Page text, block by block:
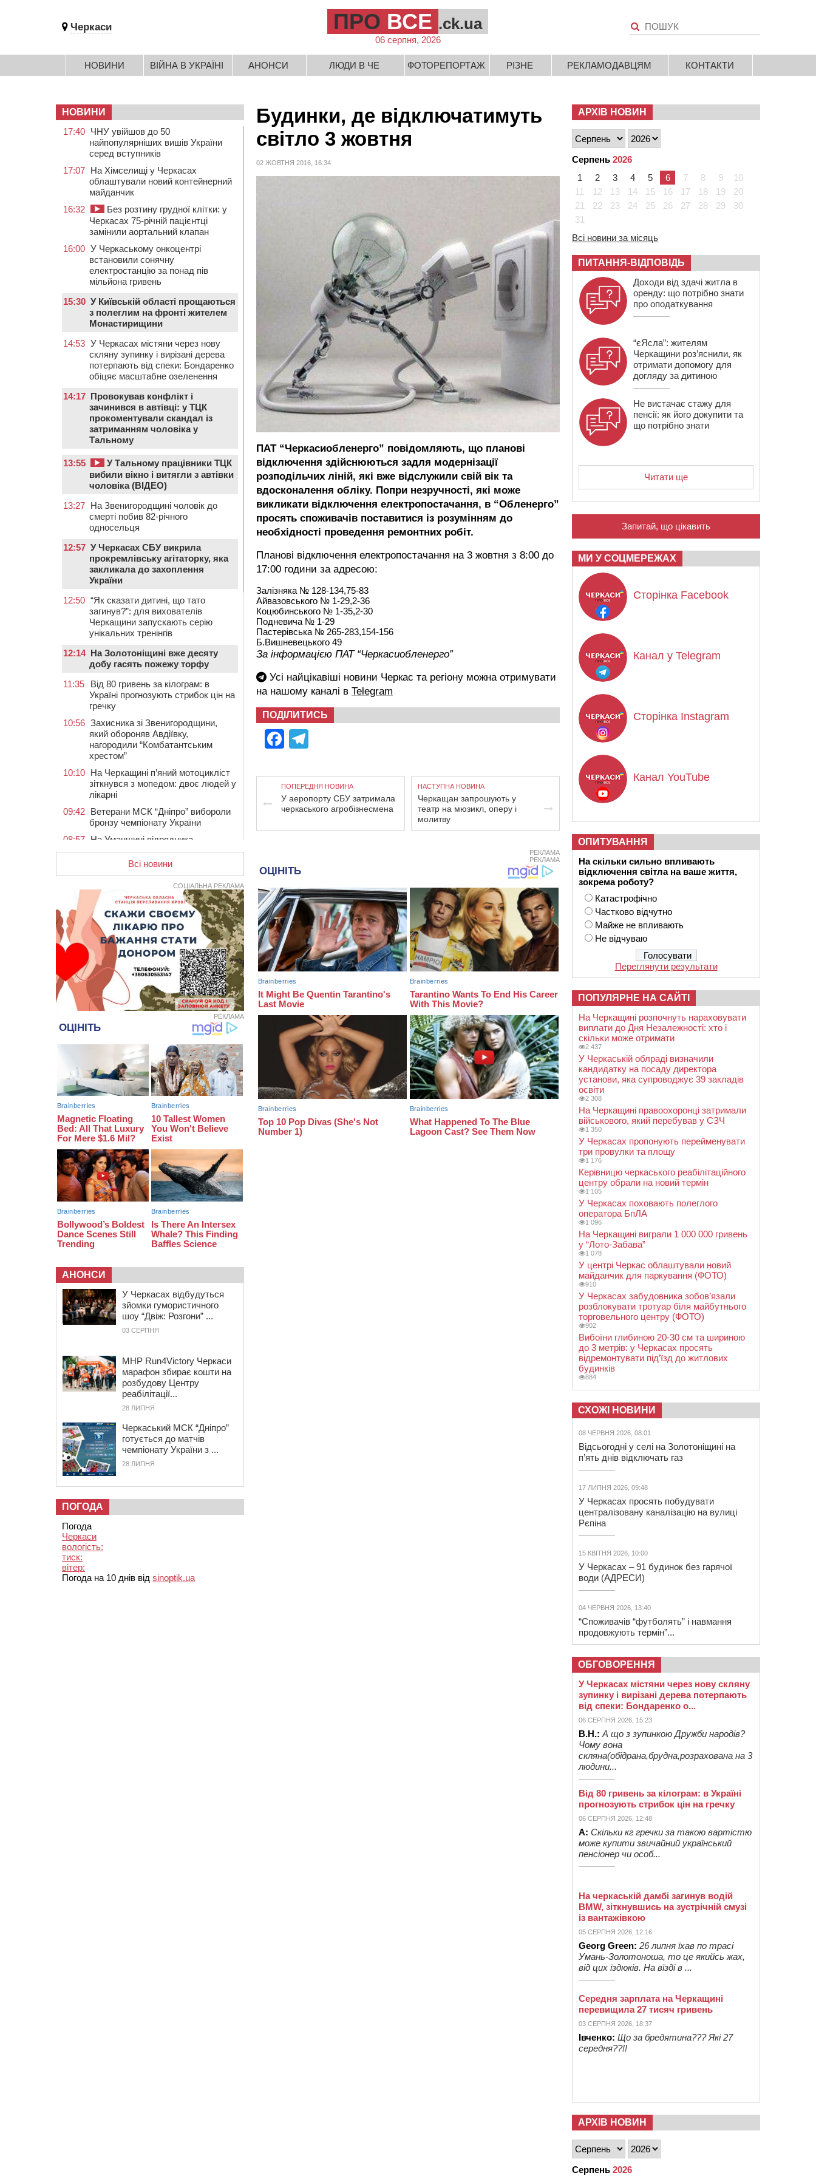
Черкаси ПРО ВСЕ .ck.ua
06 серпня, 2026
НОВИНИ ВІЙНА В УКРАЇНІ АНОНСИ ЛЮДИ В ЧЕ ФОТОРЕПОРТАЖ РІЗНЕ РЕКЛАМОДАВЦЯМ КОНТАКТИ
Будинки, де відключатимуть
світло 3 жовтня
02 ЖОВТНЯ 2016, 16:34
ПАТ “Черкасиобленерго” повідомляють, що планові
відключення здійснюються задля модернізації
розподільчих ліній, які вже відслужили свій вік та
вдосконалення обліку. Попри незручності, які може
викликати відключення електропостачання, в “Обленерго”
просять споживачів поставитися із розумінням до
необхідності проведення ремонтних робіт.
Планові відключення електропостачання на 3 жовтня з 8:00 до
17:00 години за адресою:
Залізняка № 128-134,75-83
Айвазовського № 1-29,2-36
Коцюбинського № 1-35,2-30
Подневича № 1-29
Пастерівська № 265-283,154-156
Б.Вишневецького 49
За інформацією ПАТ “Черкасиобленерго”
Усі найцікавіші новини Черкас та регіону можна отримувати
на нашому каналі в Telegram
ПОДІЛИТИСЬ
Facebook
ПОПЕРЕДНЯ НОВИНА
У аеропорту СБУ затримала
черкаського агробізнесмена
НАСТУПНА НОВИНА
Черкащан запрошують у
театр на мюзикл, оперу і
молитву
РЕКЛАМА
РЕКЛАМА
НОВИНИ
17:40 ЧНУ увійшов до 50
найпопулярніших вишів України
серед вступників
17:07 На Хімселищі у Черкасах
облаштували новий контейнерний
майданчик
16:32
Без розтину грудної клітки: у
Черкасах 75-річній пацієнтці
замінили аортальний клапан
16:00 У Черкаському онкоцентрі
встановили сонячну
електростанцію за понад пів
мільйона гривень
15:30 У Київській області прощаються
з полеглим на фронті жителем
Монастирищини
14:53 У Черкасах містяни через нову
скляну зупинку і вирізані дерева
потерпають від спеки: Бондаренко
обіцяє масштабне озеленення
14:17 Провокував конфлікт і
зачинився в автівці: у ТЦК
прокоментували скандал із
затриманням чоловіка у
Тальному
13:55
У Тальному працівники ТЦК
вибили вікно і витягли з автівки
чоловіка (ВІДЕО)
13:27 На Звенигородщині чоловік до
смерті побив 82-річного
односельця
12:57 У Черкасах СБУ викрила
прокремлівську агітаторку, яка
закликала до захоплення
України
12:50 “Як сказати дитині, що тато
загинув?”: для вихователів
Черкащини запускають серію
унікальних тренінгів
12:14 На Золотоніщині вже десяту
добу гасять пожежу торфу
11:35
Від 80 гривень за кілограм: в
Україні прогнозують стрибок цін на
гречку
10:56 Захисника зі Звенигородщини,
який обороняв Авдіївку,
нагородили “Комбатантським
хрестом”
10:10 На Черкащині п’яний мотоцикліст
зіткнувся з мопедом: двоє людей у
лікарні
09:42 Ветерани МСК “Дніпро” вибороли
бронзу чемпіонату України
08:57 На Уманщині підрядника
зобов’язали сплатити понад 670
тис грн штрафу за незаконні зміни
08:20 Обрано претендента на посаду
директора Мокрокалигірського
психоневрологічного інтернату
07:23
Уманські міграційники видворили з
країни грузина, який відсидів
термін у колонії
05 СЕРПНЯ 2026, СЕРЕДА
20:28
Наступні два дні на Черкащині
прогнозують пік африканського
“пекла”
19:30 Проєкт просторового розвитку
Корсунь-Шевченківської громади
рекомендували до погодження
У Звенигородці влада заборонила
проводити масові заходи
18:07 Боксерка з Черкащини готується
молоді
17:30
На Черкащині державі повернуть
понад 2,6 га земель природно-
заповідного фонду
16:55
На Лисянщині проведуть в
останню путь полеглого
внаслідок атаки FPV-дрона
воїна
Всі новини
СОЦІАЛЬНА РЕКЛАМА
РЕКЛАМА
АНОНСИ
У Черкасах відбудуться
зйомки гумористичного
шоу “Двіж: Розгони” ...
03 СЕРПНЯ
MHP Run4Victory Черкаси
марафон збирає кошти на
розбудову Центру
реабілітації...
28 ЛИПНЯ
Черкаський МСК “Дніпро”
готується до матчів
чемпіонату України з ...
28 ЛИПНЯ
ПОГОДА
Погода
Черкаси
вологість:
тиск:
вітер:
Погода на 10 днів від sinoptik.ua
АРХІВ НОВИН
Серпень 2026
1
2 3 4 5 6 7 8 9
10
11
12 13 14 15 16 17 18 19
20
21
22 23 24 25 26 27 28 29
30
31
Всі новини за місяць
ПИТАННЯ-ВІДПОВІДЬ
Доходи від здачі житла в
оренду: що потрібно знати
про оподаткування
“єЯсла”: жителям
Черкащини роз’яснили, як
отримати допомогу для
догляду за дитиною
Не вистачає стажу для
пенсії: як його докупити та
що потрібно знати
Читати ще
Запитай, що цікавить
МИ У СОЦМЕРЕЖАХ
Сторінка Facebook
Канал у Telegram
Сторінка Instagram
Канал YouTube
ОПИТУВАННЯ
На скільки сильно впливають
відключення світла на ваше життя,
зокрема роботу?
Катастрофічно
Частково відчутно
Майже не впливають
Не відчуваю
Переглянути результати
ПОПУЛЯРНЕ НА САЙТІ
На Черкащині розпочнуть нараховувати
виплати до Дня Незалежності: хто і
скільки може отримати
2 437
У Черкаській облраді визначили
кандидатку на посаду директора
установи, яка супроводжує 39 закладів
освіти
2 308
На Черкащині правоохоронці затримали
військового, який перебував у СЗЧ
1 350
У Черкасах пропонують перейменувати
три провулки та площу
1 176
Керівницю черкаського реабілітаційного
центру обрали на новий термін
1 105
У Черкасах поховають полеглого
оператора БпЛА
1 096
На Черкащині виграли 1 000 000 гривень
у “Лото-Забава”
1 078
У центрі Черкас облаштували новий
майданчик для паркування (ФОТО)
910
У Черкасах забудовника зобов’язали
розблокувати тротуар біля майбутнього
торговельного центру (ФОТО)
902
Вибоїни глибиною 20-30 см та шириною
до 3 метрів: у Черкасах просять
відремонтувати під’їзд до житлових
будинків
884
СХОЖІ НОВИНИ
08 ЧЕРВНЯ 2026, 08:01
Відсьогодні у селі на Золотоніщині на
п’ять днів відключать газ
17 ЛИПНЯ 2026, 09:48
У Черкасах просять побудувати
централізовану каналізацію на вулиці
Рєпіна
15 КВІТНЯ 2026, 10:00
У Черкасах – 91 будинок без гарячої
води (АДРЕСИ)
04 ЧЕРВНЯ 2026, 13:40
“Споживачів “футболять” і навмання
продовжують термін”...
ОБГОВОРЕННЯ
У Черкасах містяни через нову скляну
зупинку і вирізані дерева потерпають
від спеки: Бондаренко о...
06 СЕРПНЯ 2026, 15:23
В.Н.: А що з зупинкою Дружби народів?
Чому вона
скляна(обідрана,брудна,розрахована на 3
людини...
Від 80 гривень за кілограм: в Україні
прогнозують стрибок цін на гречку
06 СЕРПНЯ 2026, 12:48
А: Скільки кг гречки за такою вартістю
може купити звичайний український
пенсіонер чи особ...
На черкаській дамбі загинув водій
BMW, зіткнувшись на зустрічній смузі
із вантажівкою
05 СЕРПНЯ 2026, 12:16
Georg Green: 26 липня їхав по трасі
Умань-Золотоноша, то це якийсь жах,
від цих їздюків. На вїзді в ...
Середня зарплата на Черкащині
перевищила 27 тисяч гривень
03 СЕРПНЯ 2026, 18:37
Івченко: Що за бредятина??? Які 27
середня??!!
АРХІВ НОВИН
Серпень 2026